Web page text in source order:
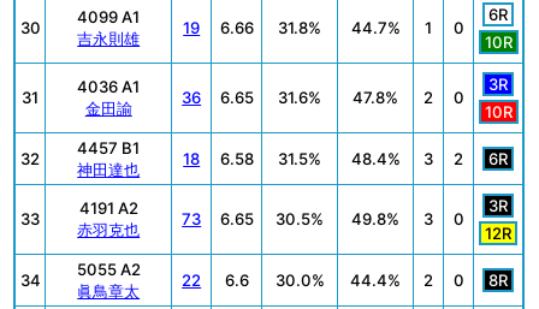
30
4099 A1
吉永則雄
19 6.66 31.8% 44.7% 1 0
6R
10R
31
4036 A1
金田諭
36 6.65 31.6% 47.8% 2 0
3R
10R
32
4457 B1
神田達也
18 6.58 31.5% 48.4% 3 2 6R
33
4191 A2
赤羽克也
73 6.65 30.5% 49.8% 3 0
3R
12R
34
5055 A2
眞鳥章太
22 6.6 30.0% 44.4% 2 0 8R